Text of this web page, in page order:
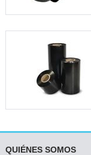
QUIÉNES SOMOS